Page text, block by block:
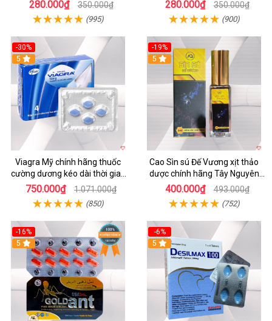
280.000₫ 350.000₫
(995)
280.000₫ 350.000₫
(900)
-30%
5
Viagra Mỹ chính hãng thuốc
cường dương kéo dài thời gian
cho Nam giới uy tín
750.000₫ 1.071.000₫
(850)
-19%
5
Cao Sìn sú Đế Vương xịt thảo
dược chính hãng Tây Nguyên
hiệu quả tăng cường
400.000₫ 493.000₫
(752)
-16%
5
-6%
5